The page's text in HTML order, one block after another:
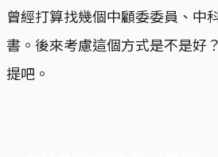
曾經打算找幾個中顧委委員、中
書。後來考慮這個方式是不是好
提吧。